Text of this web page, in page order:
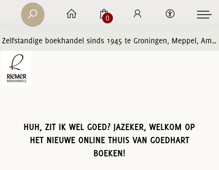
Zelfstandige boekhandel sinds 1945 te Groningen, Meppel, Amersfoort en Zwolle
0
HUH, ZIT IK WEL GOED? JAZEKER, WELKOM OP
HET NIEUWE ONLINE THUIS VAN GOEDHART
BOEKEN!